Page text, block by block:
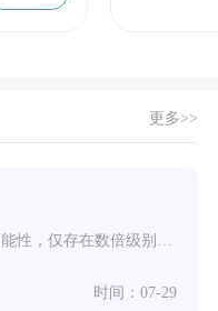
更多>>
ORDI再次走出百倍行情基本没有可能性，仅存在数倍级别的修复上涨空间，很难复刻早期从零起步
时间：07-29